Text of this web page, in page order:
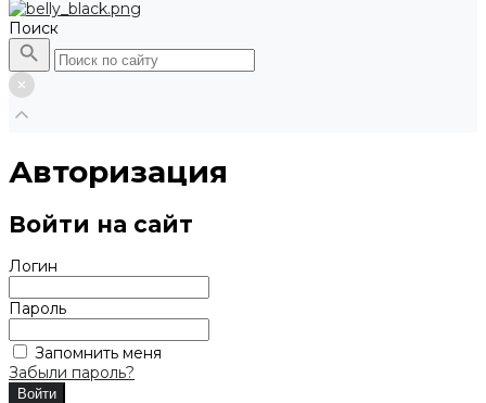
Поиск
Авторизация
Войти на сайт
Логин
Пароль
Запомнить меня
Забыли пароль?
Войти